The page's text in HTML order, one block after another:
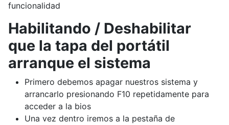
funcionalidad
Habilitando / Deshabilitar
que la tapa del portátil
arranque el sistema
Primero debemos apagar nuestros sistema y
arrancarlo presionando F10 repetidamente para
acceder a la bios
Una vez dentro iremos a la pestaña de